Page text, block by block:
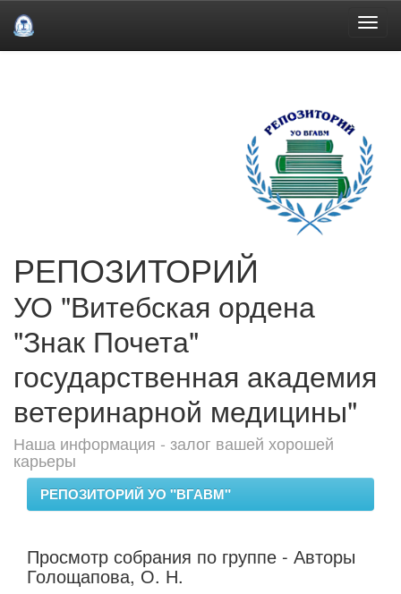
РЕПОЗИТОРИЙ
УО "Витебская ордена
"Знак Почета"
государственная академия
ветеринарной медицины"
Наша информация - залог вашей хорошей
карьеры
РЕПОЗИТОРИЙ УО "ВГАВМ"
Просмотр собрания по группе - Авторы
Голощапова, О. Н.